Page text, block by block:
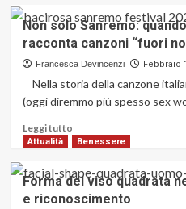
su
Come
l’accessorio
maschile
ha
il
di
degli
uomini
italiani
Non solo Sanremo:
racconta canzoni “fuori
Francesca Devincenzi Febbraio
Nella storia della canzone
(oggi diremmo più spesso sex
Leggi tuttoLeggi
di
su
Non
solo
Attualità Benessere
Forma del viso quadrata
e riconoscimento